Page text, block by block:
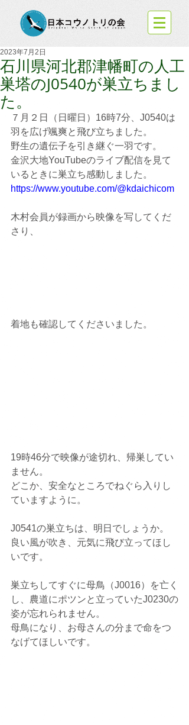
石川県河北郡津幡町の人工
巣塔のJ0540が巣立ちまし
た。
2023年7月2日
７月２日（日曜日）16時7分、J0540は
羽を広げ颯爽と飛び立ちました。
野生の遺伝子を引き継ぐ一羽です。
金沢大地YouTubeのライブ配信を見て
いるときに巣立ち感動しました。
https://www.youtube.com/@kdaichicom
木村会員が録画から映像を写してくだ
さり、
着地も確認してくださいました。
19時46分で映像が途切れ、帰巣してい
ません。
どこか、安全なところでねぐら入りし
ていますように。
J0541の巣立ちは、明日でしょうか。
良い風が吹き、元気に飛び立ってほし
いです。
巣立ちしてすぐに母鳥（J0016）を亡く
し、農道にポツンと立っていたJ0230の
姿が忘れられません。
母鳥になり、お母さんの分まで命をつ
なげてほしいです。